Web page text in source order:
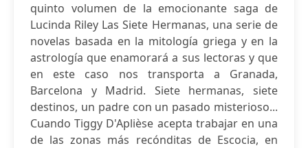
quinto volumen de la emocionante saga de
Lucinda Riley Las Siete Hermanas, una serie de
novelas basada en la mitología griega y en la
astrología que enamorará a sus lectoras y que
en este caso nos transporta a Granada,
Barcelona y Madrid. Siete hermanas, siete
destinos, un padre con un pasado misterioso...
Cuando Tiggy D'Aplièse acepta trabajar en una
de las zonas más recónditas de Escocia, en